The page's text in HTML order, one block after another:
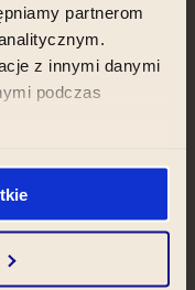
partnerom
z innymi danymi
podczas
-